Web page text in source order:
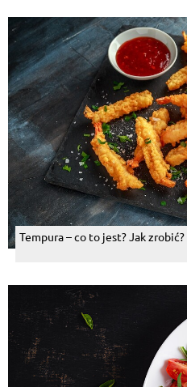
Tempura – co to jest? Jak zrobić?